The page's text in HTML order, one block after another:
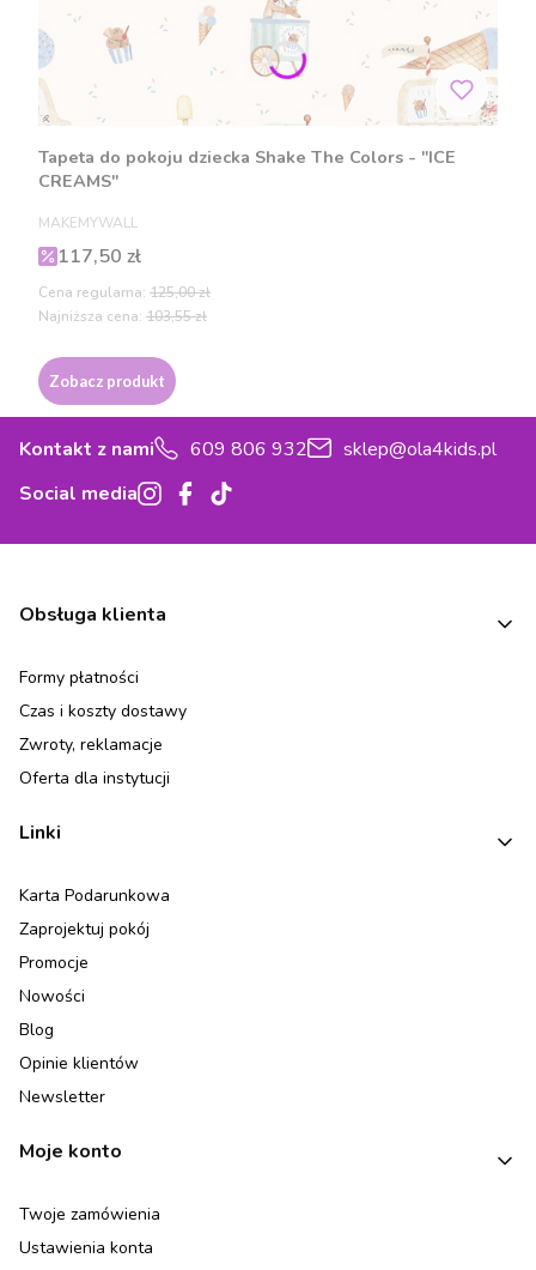
Tapeta do pokoju dziecka Shake The Colors - "ICE
CREAMS"
PRODUCENT
MAKEMYWALL
Cena promocyjna
117,50 zł
Cena regularna: 125,00 zł
Najniższa cena: 103,55 zł
Zobacz produkt
Kontakt z nami 609 806 932
sklep@ola4kids.pl
Social media
Linki w stopce
Obsługa klienta
Formy płatności
Czas i koszty dostawy
Zwroty, reklamacje
Oferta dla instytucji
Linki
Karta Podarunkowa
Zaprojektuj pokój
Promocje
Nowości
Blog
Opinie klientów
Newsletter
Moje konto
Twoje zamówienia
Ustawienia konta